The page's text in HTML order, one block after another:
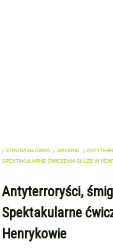
STRONA GŁÓWNA GALERIE
SPEKTAKULARNE ĆWICZENIA SŁUŻB W
Antyterroryści,
Spektakularne
Henrykowie